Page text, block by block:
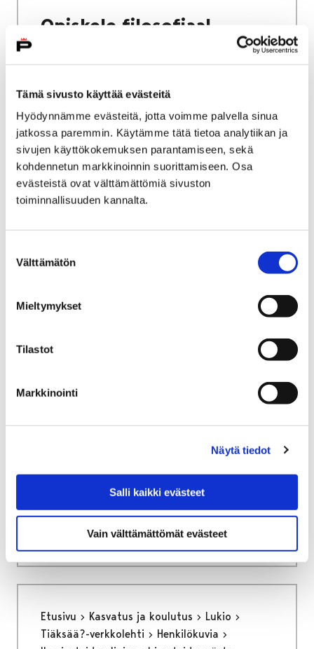
Tämä sivusto käyttää evästeitä
Hyödynnämme evästeitä, jotta voimme palvella sinua
jatkossa paremmin. Käytämme tätä tietoa analytiikan ja
sivujen käyttökokemuksen parantamiseen, sekä
kohdennetun markkinoinnin suorittamiseen. Osa
evästeistä ovat välttämättömiä sivuston
toiminnallisuuden kannalta.
valinta
Välttämätön
Mieltymykset
Tilastot
Markkinointi
Näytä tiedot
Salli kaikki evästeet
Vain välttämättömät evästeet
Opiskele filosofiaa!
Etusivu Kasvatus ja koulutus
Lukio
Tiäksää?-verkkolehti
Mielipidekirjoituksia
Mielen voima vaikuttaa kaikkialla
Mielen voima vaikuttaa
Metallimuusikon tie fantasiakirjailijaksi – Porin
fantasiakirjailijaksi - Porin
kirjailijavieraana Niilo
Sevänen
Etusivu Kasvatus ja koulutus
Lukio
Tiäksää?-verkkolehti
Henkilökuvia